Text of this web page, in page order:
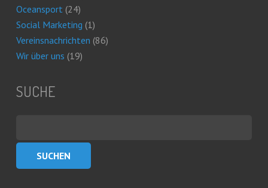
Oceansport(24)
Social Marketing (1)
Vereinsnachrichten (86)
Wir über uns (19)
SUCHE